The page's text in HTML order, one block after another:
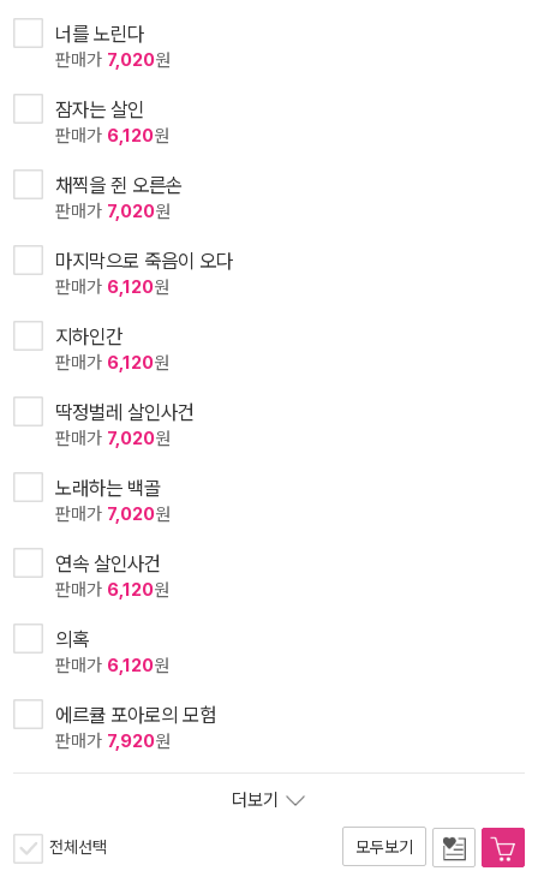
너를 노린다
판매가 7,020원
잠자는 살인
판매가 6,120원
채찍을 쥔 오른손
판매가 7,020원
마지막으로 죽음이 오다
판매가 6,120원
지하인간
판매가 6,120원
딱정벌레 살인사건
판매가 7,020원
노래하는 백골
판매가 7,020원
연속 살인사건
판매가 6,120원
의혹
판매가 6,120원
에르큘 포아로의 모험
판매가 7,920원
더보기
전체선택 모두보기